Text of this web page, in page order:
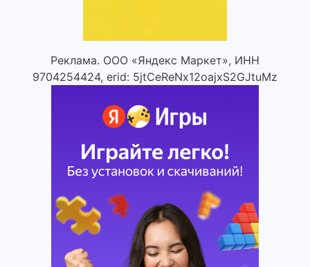
Реклама. ООО «Яндекс Маркет», ИНН
9704254424, erid: 5jtCeReNx12oajxS2GJtuMz